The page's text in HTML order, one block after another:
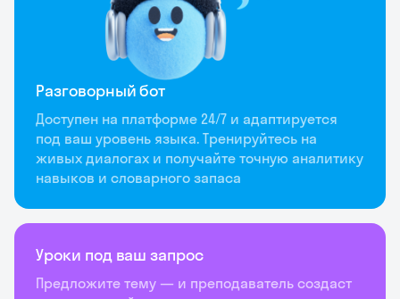
Разговорный бот
Доступен на платформе 24/7 и адаптируется
под ваш уровень языка. Тренируйтесь на
живых диалогах и получайте точную аналитику
навыков и словарного запаса
Уроки под ваш запрос
Предложите тему — и преподаватель создаст